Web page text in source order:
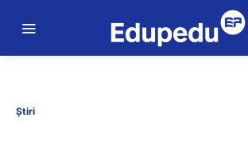
Știri